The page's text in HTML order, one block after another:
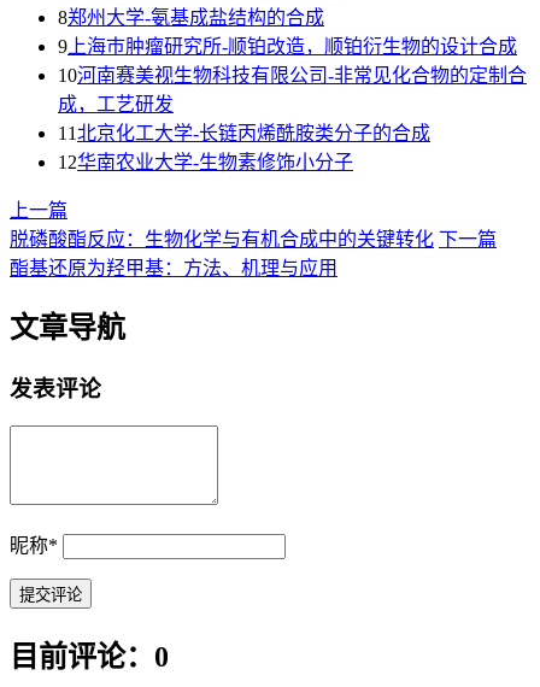
8郑州大学-氨基成盐结构的合成
9 上海巿肿瘤研究所-顺铂改造，顺铂衍生物的设计合成
10河南赛美视生物科技有限公司-非常见化合物的定制合
成，工艺研发
11北京化工大学-长链丙烯酰胺类分子的合成
12华南农业大学-生物素修饰小分子
上一篇
脱磷酸酯反应：生物化学与有机合成中的关键转化 下一篇
酯基还原为羟甲基：方法、机理与应用
文章导航
发表评论
昵称*
目前评论：0